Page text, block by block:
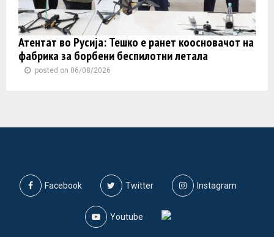
Атентат во Русија: Тешко е ранет коосновачот на
фабрика за борбени беспилотни летала
posted on 06/08/2026
Facebook Twitter Instagram
Youtube